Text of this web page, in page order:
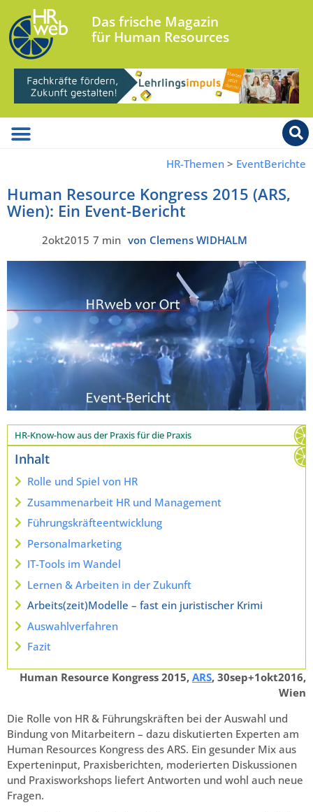
Das frische Magazin
für Human Resources
HR-Themen > EventBerichte
Human Resource Kongress 2015 (ARS,
Wien): Ein Event-Bericht
2okt2015 7 min von Clemens WIDHALM
HR-Know-how aus der Praxis für die Praxis
Inhalt
Rolle und Spiel von HR
Zusammenarbeit HR und Management
Führungskräfteentwicklung
Personalmarketing
IT-Tools im Wandel
Lernen & Arbeiten in der Zukunft
Arbeits(zeit)Modelle – fast ein juristischer Krimi
Auswahlverfahren
Fazit
Human Resource Kongress 2015, ARS, 30sep+1okt2016,
Wien
Die Rolle von HR & Führungskräften bei der Auswahl und
Bindung von Mitarbeitern – dazu diskutierten Experten am
Human Resources Kongress des ARS. Ein gesunder Mix aus
Experteninput, Praxisberichten, moderierten Diskussionen
und Praxisworkshops liefert Antworten und wohl auch neue
Fragen.